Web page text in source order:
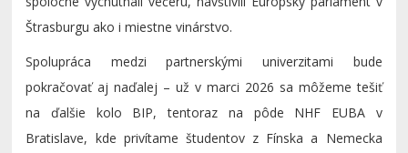
Štrasburgu ako i miestne vinárstvo.
Spolupráca medzi partnerskými univerzitami bude
pokračovať aj naďalej – už v marci 2026 sa môžeme tešiť
na ďalšie kolo BIP, tentoraz na pôde NHF EUBA v
Bratislave, kde privítame študentov z Fínska a Nemecka